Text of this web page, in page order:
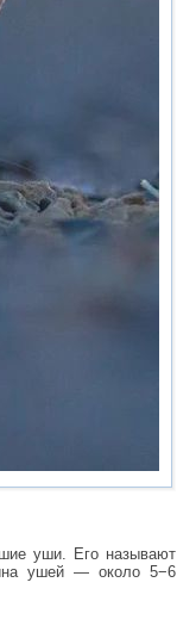
уши. Его называют
ушей — около 5−6